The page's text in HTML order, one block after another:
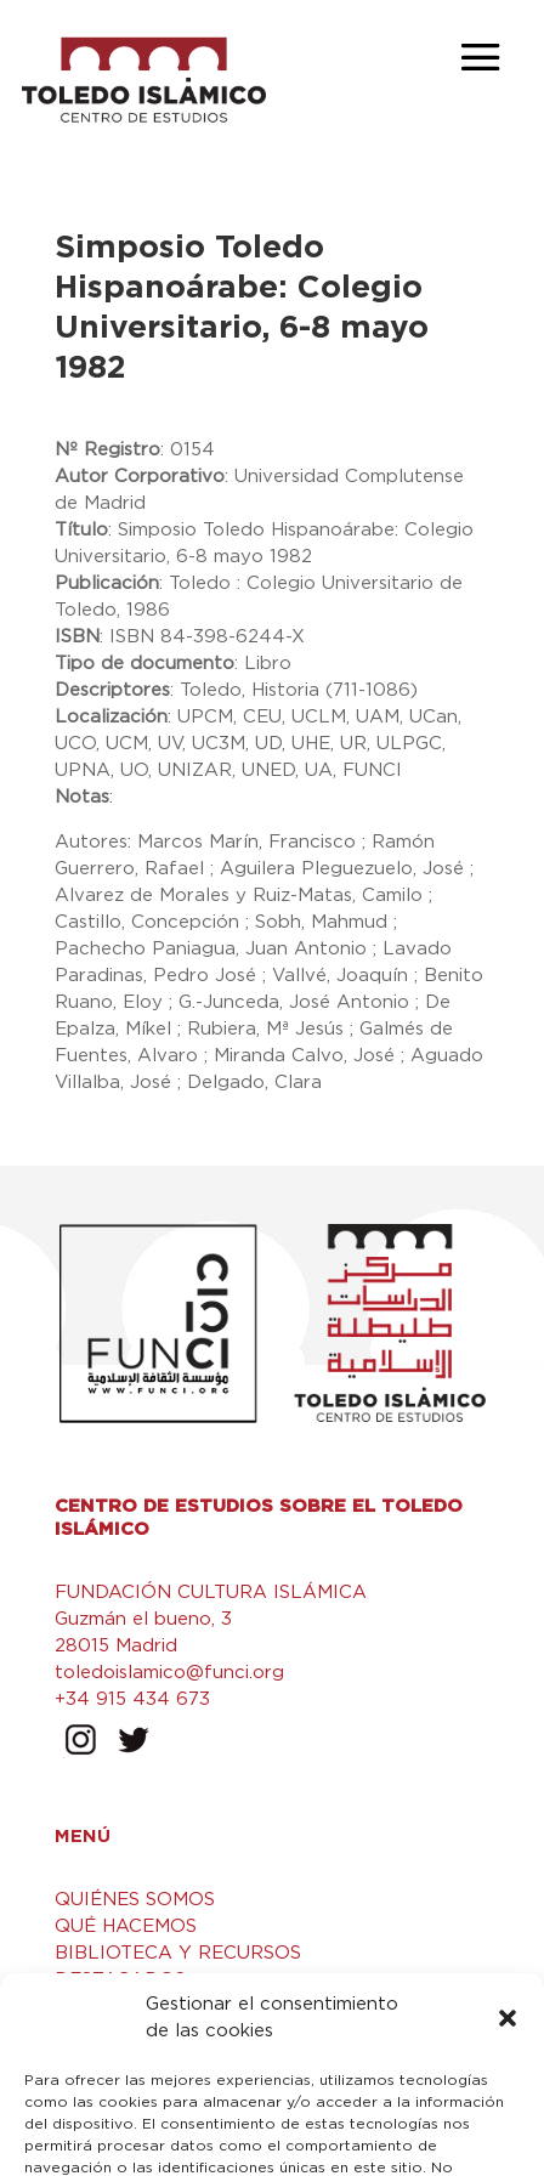
Gestionar el consentimiento
de las cookies
Para ofrecer las mejores experiencias, utilizamos tecnologías
como las cookies para almacenar y/o acceder a la información
del dispositivo. El consentimiento de estas tecnologías nos
permitirá procesar datos como el comportamiento de
navegación o las identificaciones únicas en este sitio. No
Simposio Toledo
Hispanoárabe: Colegio
Universitario, 6-8 mayo
1982
Nº Registro: 0154
Autor Corporativo: Universidad Complutense
de Madrid
Título: Simposio Toledo Hispanoárabe: Colegio
Universitario, 6-8 mayo 1982
Publicación:
Toledo : Colegio Universitario de
Toledo, 1986
ISBN:
ISBN 84-398-6244-X
Tipo de documento: Libro
Descriptores:
Toledo, Historia (711-1086)
Localización: UPCM, CEU, UCLM, UAM, UCan,
UCO, UCM, UV, UC3M, UD, UHE, UR, ULPGC,
UPNA, UO, UNIZAR, UNED, UA, FUNCI
Notas:
Autores: Marcos Marín, Francisco ; Ramón
Guerrero, Rafael ; Aguilera Pleguezuelo, José ;
Alvarez de Morales y Ruiz-Matas, Camilo ;
Castillo, Concepción ; Sobh, Mahmud ;
Pachecho Paniagua, Juan Antonio ; Lavado
Paradinas, Pedro José ; Vallvé, Joaquín ; Benito
Ruano, Eloy ; G.-Junceda, José Antonio ; De
Epalza, Míkel ; Rubiera, Mª Jesús ; Galmés de
Fuentes, Alvaro ; Miranda Calvo, José ; Aguado
Villalba, José ; Delgado, Clara
CENTRO DE ESTUDIOS SOBRE EL TOLEDO
ISLÁMICO
FUNDACIÓN CULTURA ISLÁMICA
Guzmán el bueno, 3
28015 Madrid
toledoislamico@funci.org
+34 915 434 673
MENÚ
QUIÉNES SOMOS
QUÉ HACEMOS
BIBLIOTECA Y RECURSOS
DESTACADOS
ACTIVIDADES
VISITAS GUIADAS
LEGAL